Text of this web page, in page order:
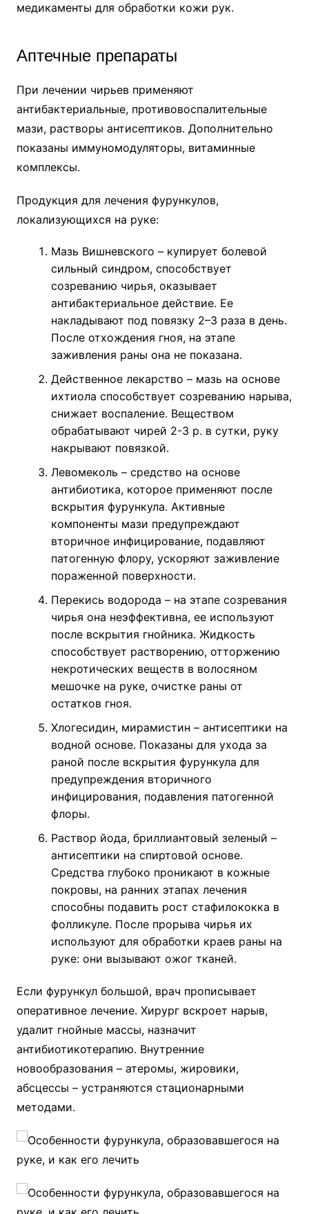
медикаменты для обработки кожи рук.
Аптечные препараты
При лечении чирьев применяют
антибактериальные, противовоспалительные
мази, растворы антисептиков. Дополнительно
показаны иммуномодуляторы, витаминные
комплексы.
Продукция для лечения фурункулов,
локализующихся на руке:
Мазь Вишневского – купирует болевой
сильный синдром, способствует
созреванию чирья, оказывает
антибактериальное действие. Ее
накладывают под повязку 2–3 раза в день.
После отхождения гноя, на этапе
заживления раны она не показана.
Действенное лекарство – мазь на основе
ихтиола способствует созреванию нарыва,
снижает воспаление. Веществом
обрабатывают чирей 2-3 р. в сутки, руку
накрывают повязкой.
Левомеколь – средство на основе
антибиотика, которое применяют после
вскрытия фурункула. Активные
компоненты мази предупреждают
вторичное инфицирование, подавляют
патогенную флору, ускоряют заживление
пораженной поверхности.
Перекись водорода – на этапе созревания
чирья она неэффективна, ее используют
после вскрытия гнойника. Жидкость
способствует растворению, отторжению
некротических веществ в волосяном
мешочке на руке, очистке раны от
остатков гноя.
Хлогесидин, мирамистин – антисептики на
водной основе. Показаны для ухода за
раной после вскрытия фурункула для
предупреждения вторичного
инфицирования, подавления патогенной
флоры.
Раствор йода, бриллиантовый зеленый –
антисептики на спиртовой основе.
Средства глубоко проникают в кожные
покровы, на ранних этапах лечения
способны подавить рост стафилококка в
фолликуле. После прорыва чирья их
используют для обработки краев раны на
руке: они вызывают ожог тканей.
Если фурункул большой, врач прописывает
оперативное лечение. Хирург вскроет нарыв,
удалит гнойные массы, назначит
антибиотикотерапию. Внутренние
новообразования – атеромы, жировики,
абсцессы – устраняются стационарными
методами.